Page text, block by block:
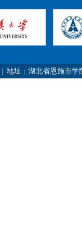
| 地址：湖北省恩施